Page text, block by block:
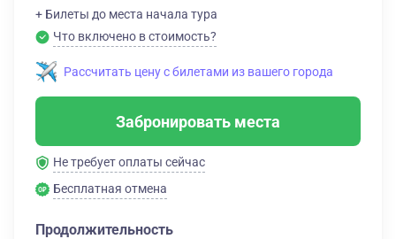
+ Билеты до места начала тура
Что включено в стоимость?
Рассчитать цену с билетами из вашего города
Забронировать места
Не требует оплаты сейчас
Бесплатная отмена
Продолжительность